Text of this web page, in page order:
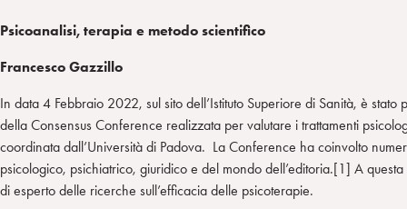
Psicoanalisi, terapia e metodo scientifico
Francesco Gazzillo
In data 4 Febbraio 2022, sul sito dell’Istituto Superiore di Sanità, è
della Consensus Conference realizzata per valutare i trattamenti
coordinata dall’Università di Padova. La Conference ha coinvolto
psicologico, psichiatrico, giuridico e del mondo dell’editoria.[1] A
di esperto delle ricerche sull’efficacia delle psicoterapie.